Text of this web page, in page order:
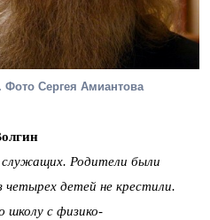
Фото Сергея Амиантова
служащих. Родители были
четырех детей не крестили.
школу с физико-